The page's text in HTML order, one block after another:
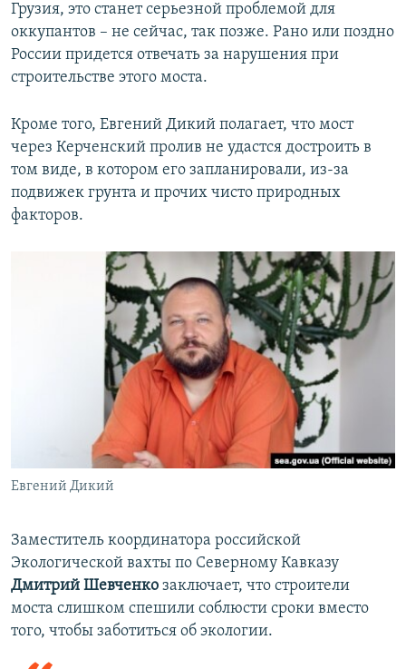
Грузия, это станет серьезной проблемой для
оккупантов – не сейчас, так позже. Рано или поздно
России придется отвечать за нарушения при
строительстве этого моста.
Кроме того, Евгений Дикий полагает, что мост
через Керченский пролив не удастся достроить в
том виде, в котором его запланировали, из-за
подвижек грунта и прочих чисто природных
факторов.
Евгений Дикий
​Заместитель координатора российской
Экологической вахты по Северному Кавказу
Дмитрий Шевченко заключает, что строители
моста слишком спешили соблюсти сроки вместо
того, чтобы заботиться об экологии.